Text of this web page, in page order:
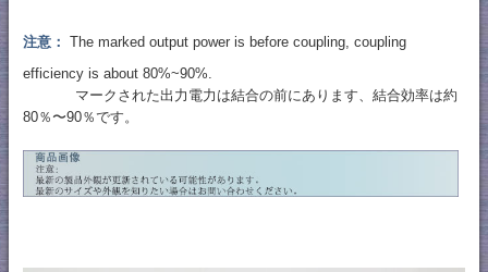
注意： The marked output power is before coupling, coupling
efficiency is about 80%~90%.
マークされた出力電力は結合の前にあります、結合効率は約
80％〜90％です。